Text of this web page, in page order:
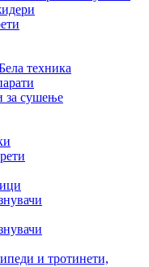
техника
сушење
и тротинети,